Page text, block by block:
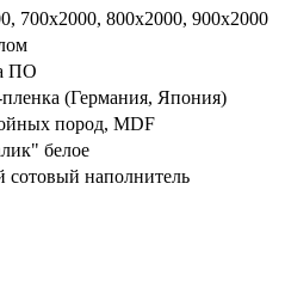
700x2000, 800x2000, 900x2000
ПО
(Германия, Япония)
пород, MDF
белое
сотовый наполнитель